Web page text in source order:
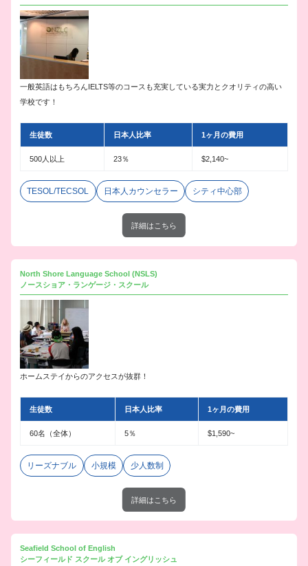
一般英語はもちろんIELTS等のコースも充実している実力とクオリティの高い
学校です！
生徒数 日本人比率 1ヶ月の費用
500人以上 23％ $2,140~
TESOL/TECSOL 日本人カウンセラー シティ中心部
詳細はこちら
North Shore Language School (NSLS)
ノースショア・ランゲージ・スクール
ホームステイからのアクセスが抜群！
生徒数 日本人比率 1ヶ月の費用
60名（全体） 5％ $1,590~
リーズナブル 小規模 少人数制
詳細はこちら
Seafield School of English
シーフィールド スクール オブ イングリッシュ